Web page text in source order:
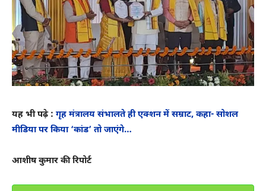
यह भी पढ़े : गृह मंत्रालय संभालते ही एक्‍शन में सम्राट, कहा- सोशल
मीडिया पर किया ‘कांड’ तो जाएंगे…
आशीष कुमार की रिपोर्ट